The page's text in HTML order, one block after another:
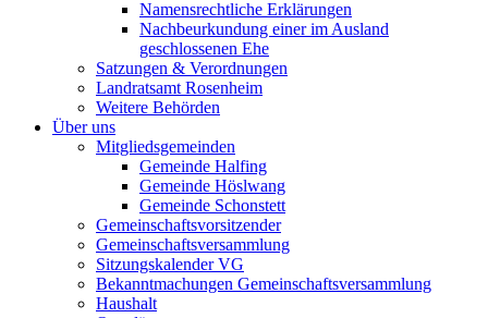
Namensrechtliche Erklärungen
Nachbeurkundung einer im Ausland
geschlossenen Ehe
Satzungen & Verordnungen
Landratsamt Rosenheim
Weitere Behörden
Über uns
Mitgliedsgemeinden
Gemeinde Halfing
Gemeinde Höslwang
Gemeinde Schonstett
Gemeinschaftsvorsitzender
Gemeinschaftsversammlung
Sitzungskalender VG
Bekanntmachungen Gemeinschaftsversammlung
Haushalt